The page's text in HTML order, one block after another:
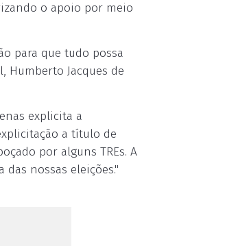
o apoio por meio
para que tudo possa
Humberto Jacques de
explicita a
a título de
por alguns TREs. A
nossas eleições."